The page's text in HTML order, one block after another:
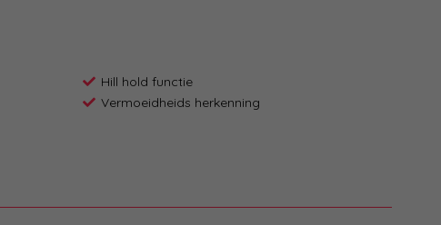
Hill hold functie
Vermoeidheids herkenning